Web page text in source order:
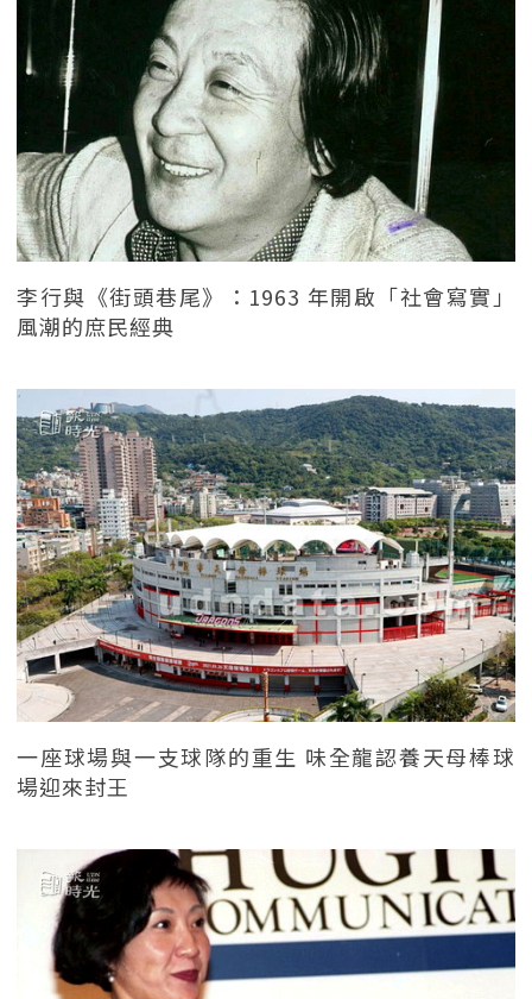
李行與《街頭巷尾》：1963 年開啟「社會寫實」
風潮的庶民經典
一座球場與一支球隊的重生 味全龍認養天母棒球
場迎來封王